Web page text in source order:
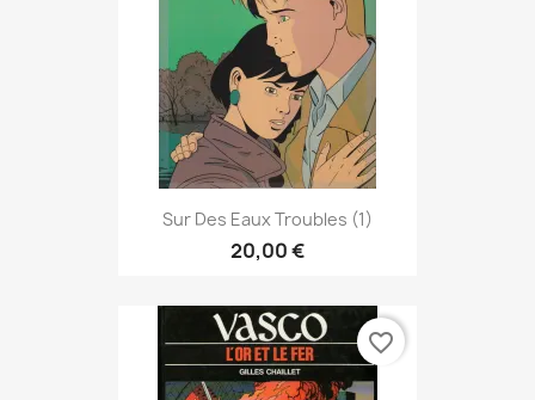
Sur Des Eaux Troubles (1)
20,00 €
favorite_border